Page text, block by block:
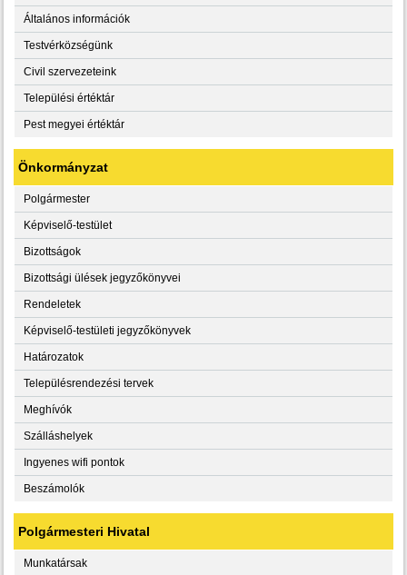
Általános információk
Testvérközségünk
Civil szervezeteink
Települési értéktár
Pest megyei értéktár
Önkormányzat
Polgármester
Képviselő-testület
Bizottságok
Bizottsági ülések jegyzőkönyvei
Rendeletek
Képviselő-testületi jegyzőkönyvek
Határozatok
Településrendezési tervek
Meghívók
Szálláshelyek
Ingyenes wifi pontok
Beszámolók
Polgármesteri Hivatal
Munkatársak